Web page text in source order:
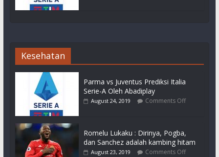
Kesehatan
Parma vs Juventus Prediksi Italia
Serie-A Oleh Abadiplay
August 24, 2019 Comments Off
Romelu Lukaku : Dirinya, Pogba,
dan Sanchez adalah kambing hitam
August 23, 2019 Comments Off